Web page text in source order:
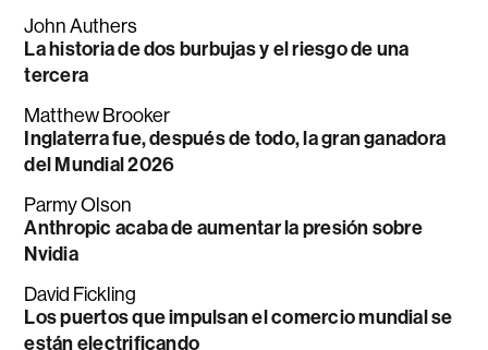
John Authers
La historia de dos burbujas y el riesgo de una
tercera
Matthew Brooker
Inglaterra fue, después de todo, la gran ganadora
del Mundial 2026
Parmy Olson
Anthropic acaba de aumentar la presión sobre
Nvidia
David Fickling
Los puertos que impulsan el comercio mundial se
están electrificando